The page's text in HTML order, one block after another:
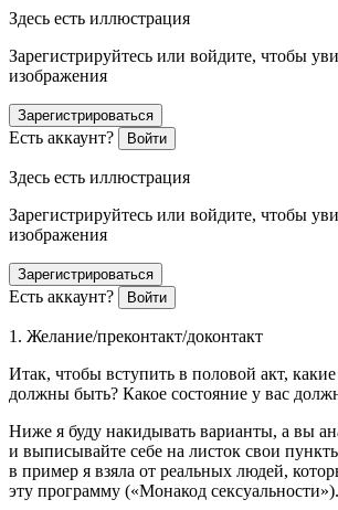
Здесь есть иллюстрация
Зарегистрируйтесь или войдите, чтобы
изображения
Зарегистрироваться
Есть аккаунт? Войти
Здесь есть иллюстрация
Зарегистрируйтесь или войдите, чтобы
изображения
Зарегистрироваться
Есть аккаунт? Войти
1. Желание/преконтакт/доконтакт
Итак, чтобы вступить в половой акт, какие
должны быть? Какое состояние у вас
Ниже я буду накидывать варианты, а вы
и выписывайте себе на листок свои
в пример я взяла от реальных людей,
эту программу («Монакод сексуальности»).